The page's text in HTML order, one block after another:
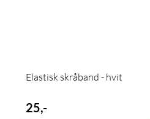
Elastisk skråband - hvit
25,-